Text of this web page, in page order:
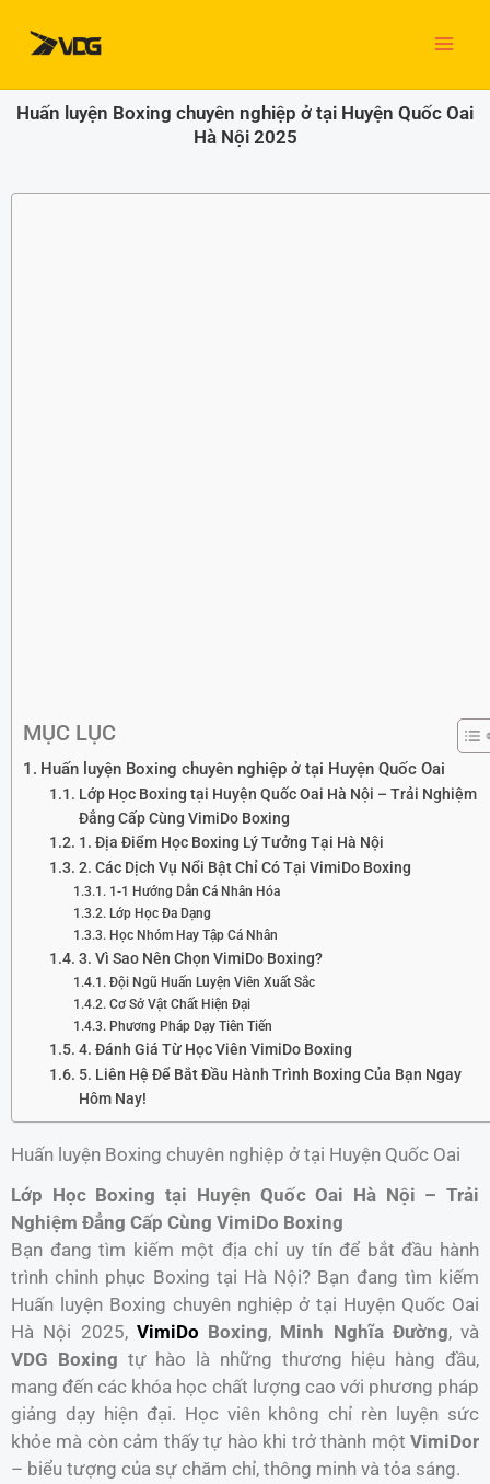
dung
Huấn luyện Boxing chuyên nghiệp ở tại Huyện Quốc Oai
Hà Nội 2025
MỤC LỤC
Huấn luyện Boxing chuyên nghiệp ở tại Huyện Quốc Oai
Lớp Học Boxing tại Huyện Quốc Oai Hà Nội – Trải Nghiệm
Đẳng Cấp Cùng VimiDo Boxing
1. Địa Điểm Học Boxing Lý Tưởng Tại Hà Nội
2. Các Dịch Vụ Nổi Bật Chỉ Có Tại VimiDo Boxing
1-1 Hướng Dẫn Cá Nhân Hóa
Lớp Học Đa Dạng
Học Nhóm Hay Tập Cá Nhân
3. Vì Sao Nên Chọn VimiDo Boxing?
Đội Ngũ Huấn Luyện Viên Xuất Sắc
Cơ Sở Vật Chất Hiện Đại
Phương Pháp Dạy Tiên Tiến
4. Đánh Giá Từ Học Viên VimiDo Boxing
5. Liên Hệ Để Bắt Đầu Hành Trình Boxing Của Bạn Ngay
Hôm Nay!
Huấn luyện Boxing chuyên nghiệp ở tại Huyện Quốc Oai
Lớp Học Boxing tại Huyện Quốc Oai Hà Nội – Trải
Nghiệm Đẳng Cấp Cùng VimiDo Boxing
Bạn đang tìm kiếm một địa chỉ uy tín để bắt đầu hành
trình chinh phục Boxing tại Hà Nội? Bạn đang tìm kiếm
Huấn luyện Boxing chuyên nghiệp ở tại Huyện Quốc Oai
Hà Nội 2025, VimiDo Boxing, Minh Nghĩa Đường, và
VDG Boxing tự hào là những thương hiệu hàng đầu,
mang đến các khóa học chất lượng cao với phương pháp
giảng dạy hiện đại. Học viên không chỉ rèn luyện sức
khỏe mà còn cảm thấy tự hào khi trở thành một VimiDor
– biểu tượng của sự chăm chỉ, thông minh và tỏa sáng.